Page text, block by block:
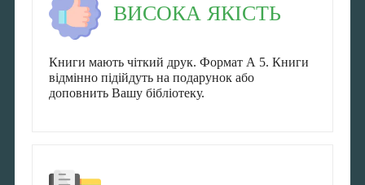
ВИСОКА ЯКІСТЬ
Книги мають чіткий друк. Формат А 5. Книги
відмінно підійдуть на подарунок або
доповнить Вашу бібліотеку.